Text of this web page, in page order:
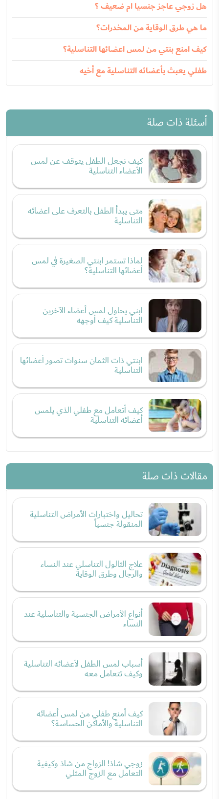
هل زوجي عاجز جنسيا ام ضعيف ؟
ما هي طرق الوقاية من المخدرات؟
كيف امنع بنتي من لمس اعضائها التناسلية؟
طفلي يعبث بأعضائه التناسلية مع أخيه
أسئلة ذات صلة
كيف نجعل الطفل يتوقف عن لمس
الأعضاء التناسلية
متى يبدأ الطفل بالتعرف على اعضائه
التناسلية
لماذا تستمر ابنتي الصغيرة في لمس
أعضائها التناسلية؟
ابني يحاول لمس أعضاء الآخرين
التناسلية كيف أوجهه
ابنتي ذات الثمان سنوات تصور أعضائها
التناسلية
كيف أتعامل مع طفلي الذي يلمس
أعضائه التناسلية
مقالات ذات صلة
تحاليل واختبارات الأمراض التناسلية
المنقولة جنسياً
علاج الثالول التناسلي عند النساء
والرجال وطرق الوقاية
أنواع الأمراض الجنسية والتناسلية عند
النساء
أسباب لمس الطفل لأعضائه التناسلية
وكيف تتعامل معه
كيف أمنع طفلي من لمس أعضائه
التناسلية والأماكن الحساسة؟
زوجي شاذ! الزواج من شاذ وكيفية
التعامل مع الزوج المثلي